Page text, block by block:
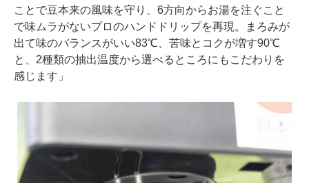
ことで豆本来の風味を守り、6方向からお湯を注ぐこと
で味ムラがないプロのハンドドリップを再現。まろみが
出て味のバランスがいい83℃、苦味とコクが増す90℃
と、2種類の抽出温度から選べるところにもこだわりを
感じます」